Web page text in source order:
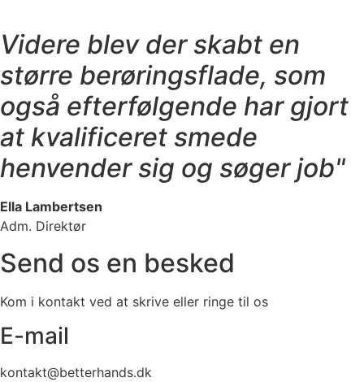
Videre blev der skabt en
større berøringsflade, som
også efterfølgende har gjort
at kvalificeret smede
henvender sig og søger job"
Ella Lambertsen
Adm. Direktør
Send os en besked
Kom i kontakt ved at skrive eller ringe til os
E-mail
kontakt@betterhands.dk